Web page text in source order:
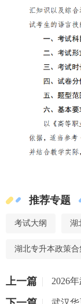
推荐专题
考试大纲 湖
湖北专升本政策合
上一篇 2026